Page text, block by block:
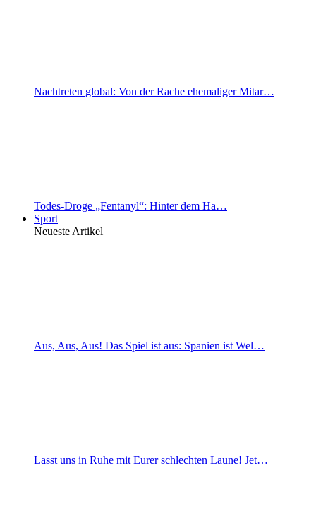
Nachtreten global: Von der Rache ehemaliger Mitar…
Todes-Droge „Fentanyl“: Hinter dem Ha…
Sport
Neueste Artikel
Aus, Aus, Aus! Das Spiel ist aus: Spanien ist Wel…
Lasst uns in Ruhe mit Eurer schlechten Laune! Jet…